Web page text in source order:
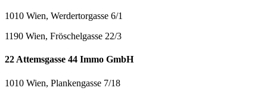
1010 Wien, Werdertorgasse 6/1
1190 Wien, Fröschelgasse 22/3
22 Attemsgasse 44 Immo GmbH
1010 Wien, Plankengasse 7/18